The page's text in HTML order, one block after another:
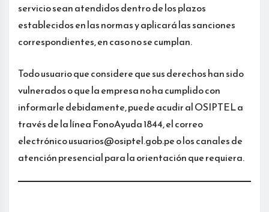
servicio sean atendidos dentro de los plazos
establecidos en las normas y aplicará las sanciones
correspondientes, en caso no se cumplan.
Todo usuario que considere que sus derechos han sido
vulnerados o que la empresa no ha cumplido con
informarle debidamente, puede acudir al OSIPTEL a
través de la línea FonoAyuda 1844, el correo
electrónico usuarios@osiptel.gob.pe o los canales de
atención presencial para la orientación que requiera.